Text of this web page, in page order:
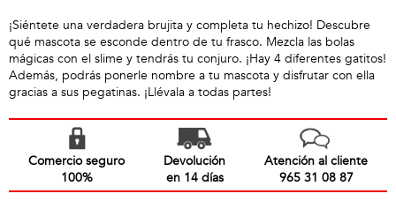
¡Siéntete una verdadera brujita y completa tu hechizo! Descubre
qué mascota se esconde dentro de tu frasco. Mezcla las bolas
mágicas con el slime y tendrás tu conjuro. ¡Hay 4 diferentes gatitos!
Además, podrás ponerle nombre a tu mascota y disfrutar con ella
gracias a sus pegatinas. ¡Llévala a todas partes!
Comercio seguro
100%
Devolución
en 14 días
Atención al cliente
965 31 08 87